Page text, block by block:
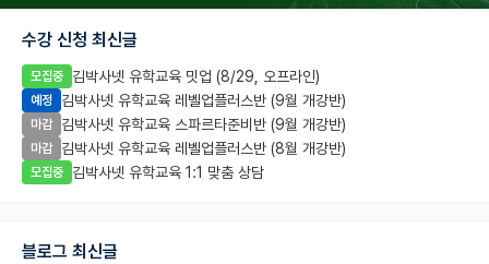
수강 신청 최신글
모집중 김박사넷 유학교육 밋업 (8/29, 오프라인)
예정 김박사넷 유학교육 레벨업플러스반 (9월 개강반)
마감 김박사넷 유학교육 스파르타준비반 (9월 개강반)
마감 김박사넷 유학교육 레벨업플러스반 (8월 개강반)
모집중 김박사넷 유학교육 1:1 맞춤 상담
블로그 최신글